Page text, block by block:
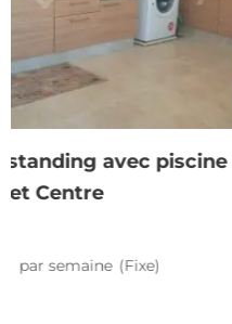
Villa meublée à
d’été à Tabarka
700DT par semaine